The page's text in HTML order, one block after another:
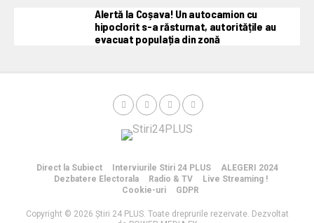
Alertă la Coșava! Un autocamion cu
hipoclorit s-a răsturnat, autoritățile au
evacuat populația din zonă
Direct la Subiect Interviurile Stiri 24 PLUS
ALEGERI 2024
Dezbatere Electorala
Radio & TV
Live Streaming !
Cookie-uri
GDPR
Copyright © 2026 Știri 24 PLUS. Toate dreprurile rezervate. Dezvoltat